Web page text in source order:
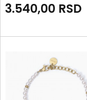
3.540,00 RSD